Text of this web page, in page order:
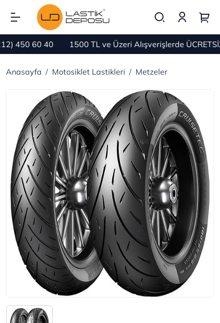
60 40 1500 TL ve Üzeri Alışverişlerde ÜCRETSİZ
Anasayfa Motosiklet Lastikleri Metzeler